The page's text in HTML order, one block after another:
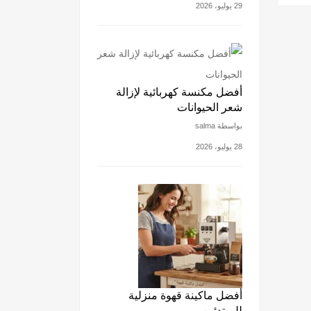
29 يوليو، 2026
أفضل مكنسة كهربائية لإزالة
شعر الحيوانات
بواسطة salma
28 يوليو، 2026
أفضل ماكينة قهوة منزلية